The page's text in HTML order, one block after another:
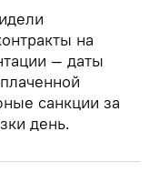
на
— даты
санкции за
день.